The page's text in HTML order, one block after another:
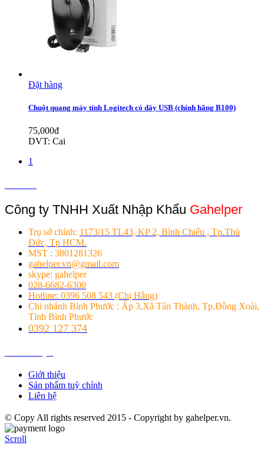
Đặt hàng
Chuột quang máy tính Logitech có dây USB (chính hãng B100)
75,000đ
DVT: Cai
1
Công ty TNHH Xuất Nhập Khẩu Gahelper
Trụ sở chính: 1173/15 TL43, KP 2, Bình Chiểu , Tp.Thủ
Đức, Tp HCM.
MST : 3801281326
gahelper.vn@gmail.com
skype: gahelper
028-6682-6300
Hotline: 0396 508 543 (Chị Hằng)
Chi nhánh Bình Phước : Ấp 3,Xã Tân Thành, Tp.Đồng Xoài,
Tính Bình Phước
0392 127 374
Giới thiệu
Sản phẩm tuỳ chỉnh
Liên hệ
© Copy All rights reserved 2015 - Copyright by gahelper.vn.
Scroll